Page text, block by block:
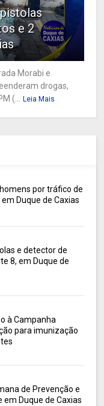
e 2
Morabi e
drogas,
(...
Leia Mais
por tráfico de
Duque de Caxias
e detector de
8, em Duque de
à Campanha
para imunização
de Prevenção e
em Duque de Caxias